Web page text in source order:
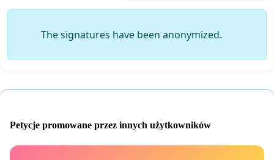
The signatures have been anonymized.
Petycje promowane przez innych użytkowników